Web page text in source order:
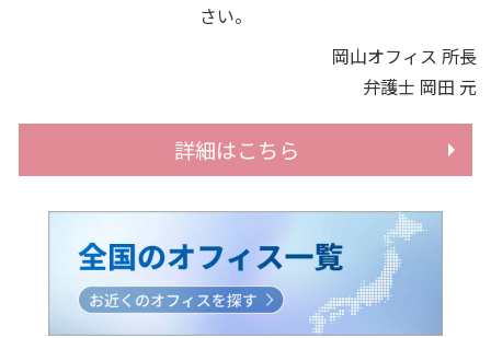
さい。
岡山オフィス 所長
弁護士 岡田 元
詳細はこちら